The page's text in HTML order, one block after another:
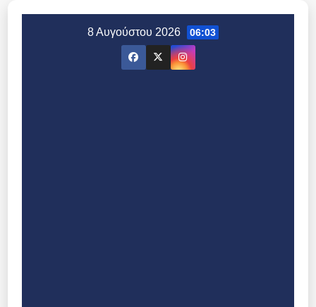
8 Αυγούστου 2026 06:03